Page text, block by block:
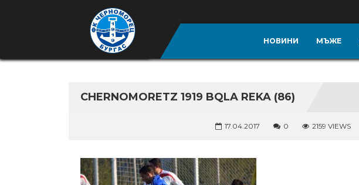
НОВИНИ МЪЖЕ
CHERNOMORETZ 1919 BQLA REKA (86)
17.04.2017 0 2159 VIEWS